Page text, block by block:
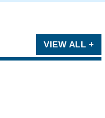
VIEW ALL +